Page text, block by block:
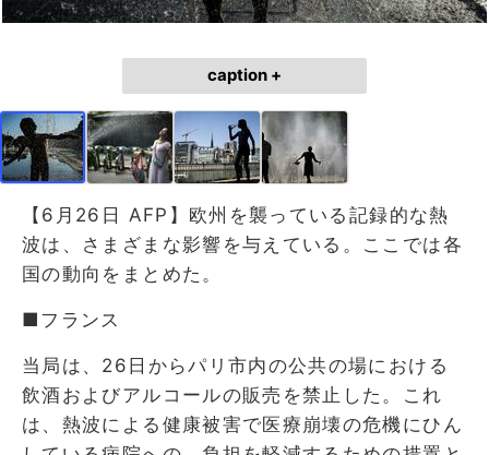
caption +
【6月26日 AFP】欧州を襲っている記録的な熱
波は、さまざまな影響を与えている。ここでは各
国の動向をまとめた。
■フランス
当局は、26日からパリ市内の公共の場における
飲酒およびアルコールの販売を禁止した。これ
は、熱波による健康被害で医療崩壊の危機にひん